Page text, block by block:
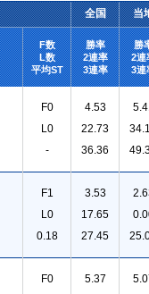
全国 当
F数
L数
平均ST
勝率
2連率
3連率
勝
2連
3連
F0
L0
-
4.53
22.73
36.36
F1
L0
0.18
3.53
17.65
27.45
F0
5.37